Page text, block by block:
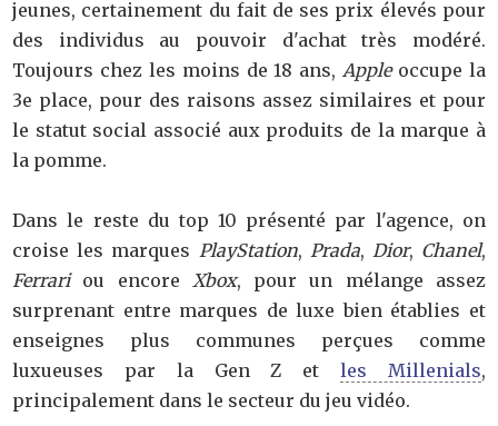
jeunes, certainement du fait de ses prix élevés pour
des individus au pouvoir d'achat très modéré.
Toujours chez les moins de 18 ans, Apple occupe la
3e place, pour des raisons assez similaires et pour
le statut social associé aux produits de la marque à
la pomme.
Dans le reste du top 10 présenté par l'agence, on
croise les marques PlayStation, Prada, Dior, Chanel,
Ferrari ou encore Xbox, pour un mélange assez
surprenant entre marques de luxe bien établies et
enseignes plus communes perçues comme
luxueuses par la Gen Z et les Millenials,
principalement dans le secteur du jeu vidéo.